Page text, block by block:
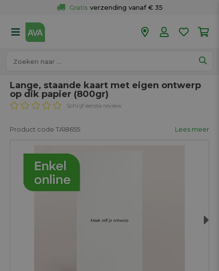
Gratis verzending vanaf € 35
50 winkels
Lange, staande kaart met eigen ontwerp
op dik papier (800gr)
Schrijf eerste review
Product code TA18655 Lees meer